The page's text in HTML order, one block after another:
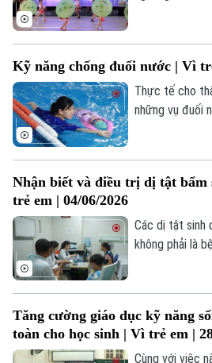
Đánh giá
Hướng nghiệp
Làng nghề
Y tế
Dinh dưỡng
Tư vấn sức khỏe
Thể thao
Bóng đá
Quần vợt
Golf
Giải trí
Tin tức
Sao
Điện ảnh
Thời trang
Âm nhạc
Đã phát sóng
Kỹ năng chống đuối nước | Vì
Thực tế cho
những vụ đuối
phòng tránh
nước cũng như
người lớn.
Nhận biết và điều trị dị tật bẩm
trẻ em | 04/06/2026
Các dị tật sinh
không phải là
khỏe và đời
Tăng cường giáo dục kỹ năng
toàn cho học sinh | Vì trẻ em |
Cùng với việc